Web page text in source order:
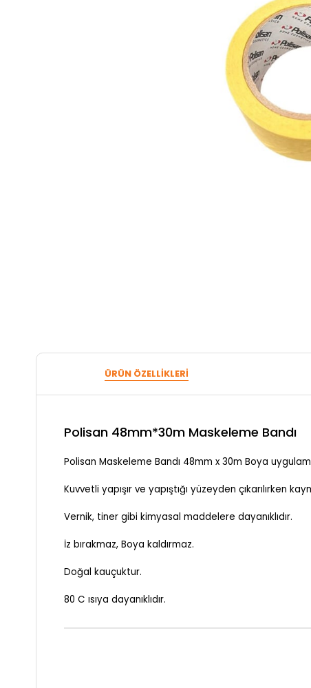
ÜRÜN ÖZELLIKLERI
Polisan 48mm*30m Maskeleme Bandı
Polisan Maskeleme Bandı 48mm x 30m Boya
Kuvvetli yapışır ve yapıştığı yüzeyden çıkarılırken
Vernik, tiner gibi kimyasal maddelere dayanıklıdır.
İz bırakmaz, Boya kaldırmaz.
Doğal kauçuktur.
80 C ısıya dayanıklıdır.